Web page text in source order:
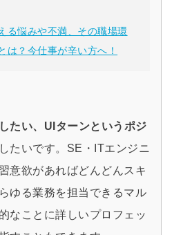
る悩みや不満、その職場環
は？今仕事が辛い方へ！
たい、UIターンというポジ
たいです。SE・ITエンジニ
意欲があればどんどんスキ
ゆる業務を担当できるマル
なことに詳しいプロフェッ